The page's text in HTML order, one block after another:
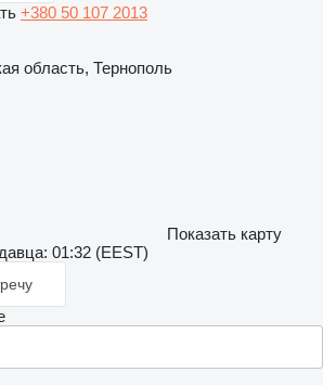
+380 50 107 2013
область, Тернополь
Показать карту
01:32 (EEST)